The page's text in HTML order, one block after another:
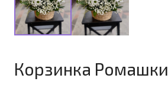
Корзинка Ромашки